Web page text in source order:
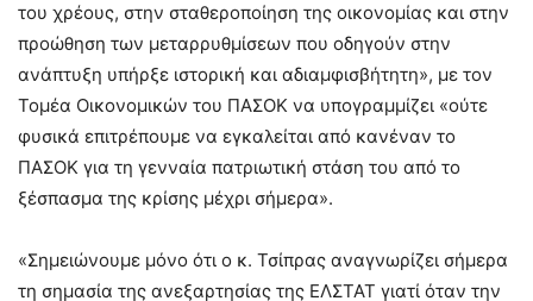
του χρέους, στην σταθεροποίηση της οικονομίας και στην
προώθηση των μεταρρυθμίσεων που οδηγούν στην
ανάπτυξη υπήρξε ιστορική και αδιαμφισβήτητη», με τον
Τομέα Οικονομικών του ΠΑΣΟΚ να υπογραμμίζει «ούτε
φυσικά επιτρέπουμε να εγκαλείται από κανέναν το
ΠΑΣΟΚ για τη γενναία πατριωτική στάση του από το
ξέσπασμα της κρίσης μέχρι σήμερα».
«Σημειώνουμε μόνο ότι ο κ. Τσίπρας αναγνωρίζει σήμερα
τη σημασία της ανεξαρτησίας της ΕΛΣΤΑΤ γιατί όταν την